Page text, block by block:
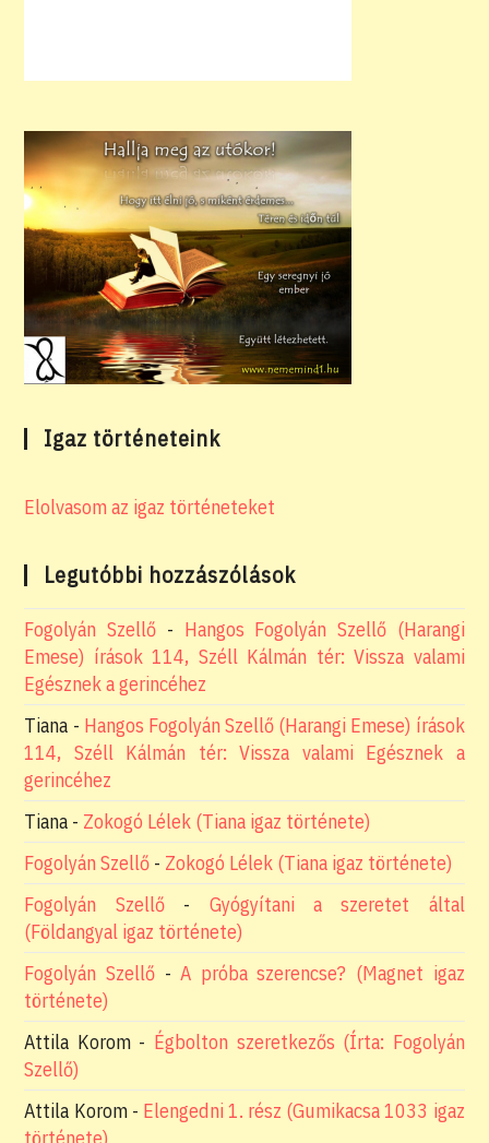
Igaz történeteink
Elolvasom az igaz történeteket
Legutóbbi hozzászólások
Fogolyán Szellő - Hangos Fogolyán Szellő (Harangi
Emese) írások 114, Széll Kálmán tér: Vissza valami
Egésznek a gerincéhez
Tiana - Hangos Fogolyán Szellő (Harangi Emese) írások
114, Széll Kálmán tér: Vissza valami Egésznek a
gerincéhez
Tiana - Zokogó Lélek (Tiana igaz története)
Fogolyán Szellő - Zokogó Lélek (Tiana igaz története)
Fogolyán Szellő- Gyógyítani a szeretet által
(Földangyal igaz története)
Fogolyán Szellő -A próba szerencse? (Magnet igaz
története)
Attila Korom- Égbolton szeretkezős (Írta: Fogolyán
Szellő)
Attila Korom- Elengedni 1. rész (Gumikacsa 1033 igaz